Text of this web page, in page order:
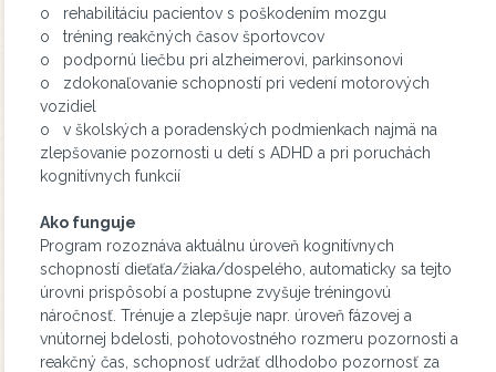
o rehabilitáciu pacientov s poškodením mozgu
o tréning reakčných časov športovcov
o podpornú liečbu pri alzheimerovi, parkinsonovi
o zdokonaľovanie schopností pri vedení motorových
vozidiel
o v školských a poradenských podmienkach najmä na
zlepšovanie pozornosti u detí s ADHD a pri poruchách
kognitívnych funkcií
Ako funguje
Program rozoznáva aktuálnu úroveň kognitívnych
schopností dieťaťa/žiaka/dospelého, automaticky sa tejto
úrovni prispôsobí a postupne zvyšuje tréningovú
náročnosť. Trénuje a zlepšuje napr. úroveň fázovej a
vnútornej bdelosti, pohotovostného rozmeru pozornosti a
reakčný čas, schopnosť udržať dlhodobo pozornosť za